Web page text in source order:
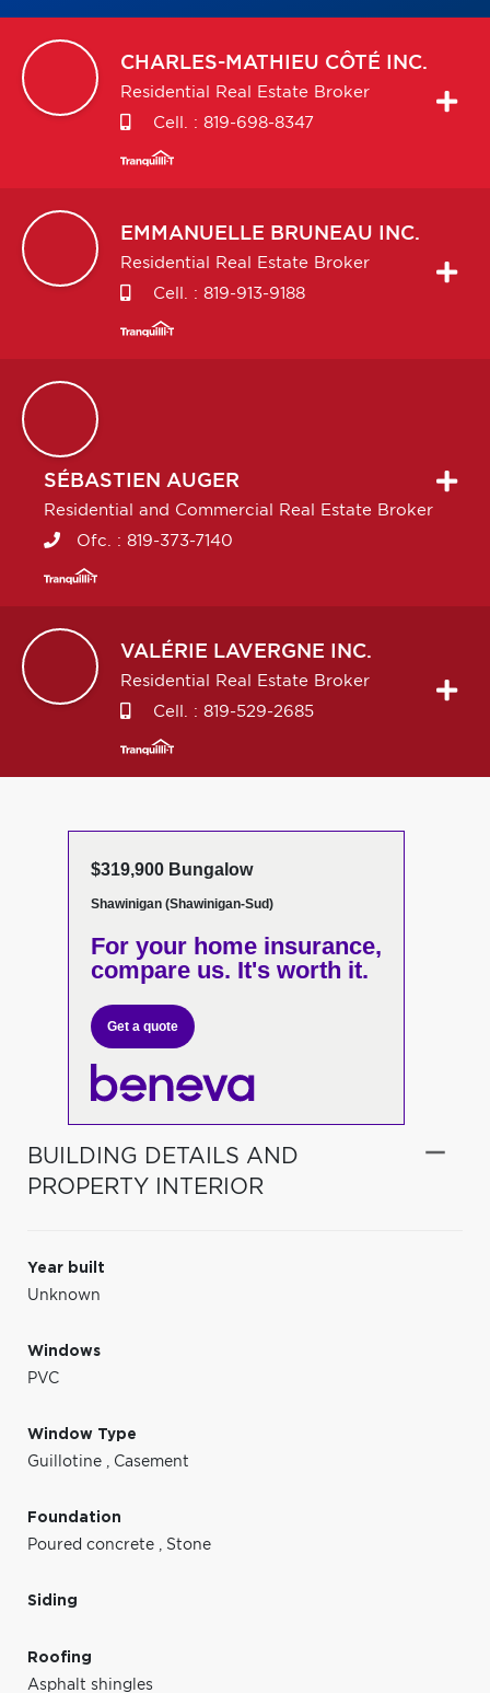
CHARLES-MATHIEU CÔTÉ INC.
Residential Real Estate Broker
Cell. : 819-698-8347
EMMANUELLE BRUNEAU INC.
Residential Real Estate Broker
Cell. : 819-913-9188
SÉBASTIEN AUGER
Residential and Commercial Real Estate Broker
Ofc. : 819-373-7140
VALÉRIE LAVERGNE INC.
Residential Real Estate Broker
Cell. : 819-529-2685
$319,900 Bungalow
Shawinigan (Shawinigan-Sud)
For your home insurance,
compare us. It's worth it.
Get a quote
BUILDING DETAILS AND
PROPERTY INTERIOR
Year built
Unknown
Windows
PVC
Window Type
Guillotine , Casement
Foundation
Poured concrete , Stone
Siding
Roofing
Asphalt shingles